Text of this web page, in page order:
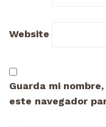
Website
Guarda mi
este navegador